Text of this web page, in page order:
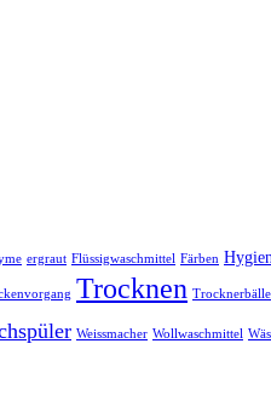
ergraut Flüssigwaschmittel Färben
Trocknen Trocknerbälle
Weissmacher Wollwaschmittel